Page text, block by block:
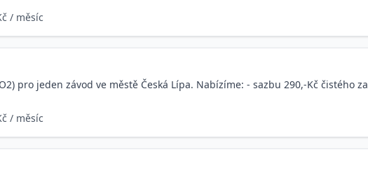
/ měsíc
pro jeden závod ve městě Česká Lípa. Nabízíme: - sazbu 290,-Kč čistého za
/ měsíc